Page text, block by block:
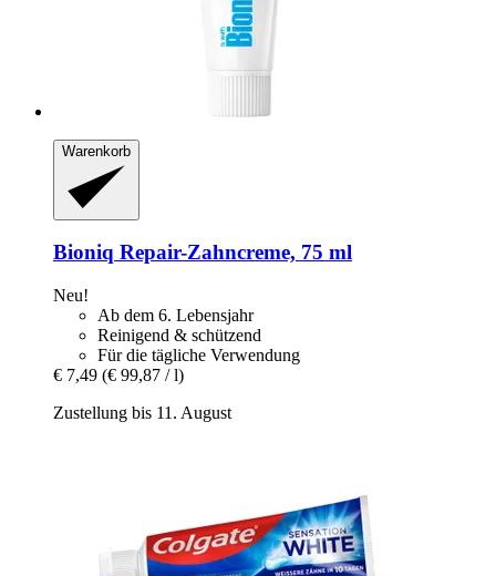
Warenkorb
Bioniq Repair-​Zahncreme, 75 ml
Neu!
Ab dem 6. Lebensjahr
Reinigend & schützend
Für die tägliche Verwendung
€ 7,49 (€ 99,87 / l)
Zustellung bis 11. August